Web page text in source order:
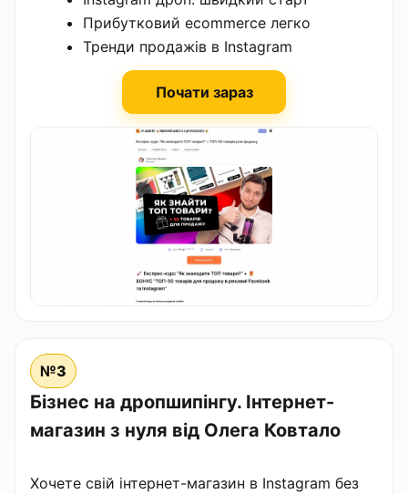
Прибутковий ecommerce легко
Тренди продажів в Instagram
Почати зараз
№3
Бізнес на дропшипінгу. Інтернет-
магазин з нуля від Олега Ковтало
Хочете свій інтернет-магазин в Instagram без